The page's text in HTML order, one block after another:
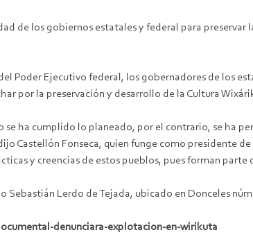
de los gobiernos estatales y federal para
Poder Ejecutivo federal, los gobernadores de los
por la preservación y desarrollo de la Cultura
se ha cumplido lo planeado, por el contrario, se ha
Castellón Fonseca, quien funge como presidente
y creencias de estos pueblos, pues forman
Sebastián Lerdo de Tejada, ubicado en Donceles
denunciara-explotacion-en-wirikuta